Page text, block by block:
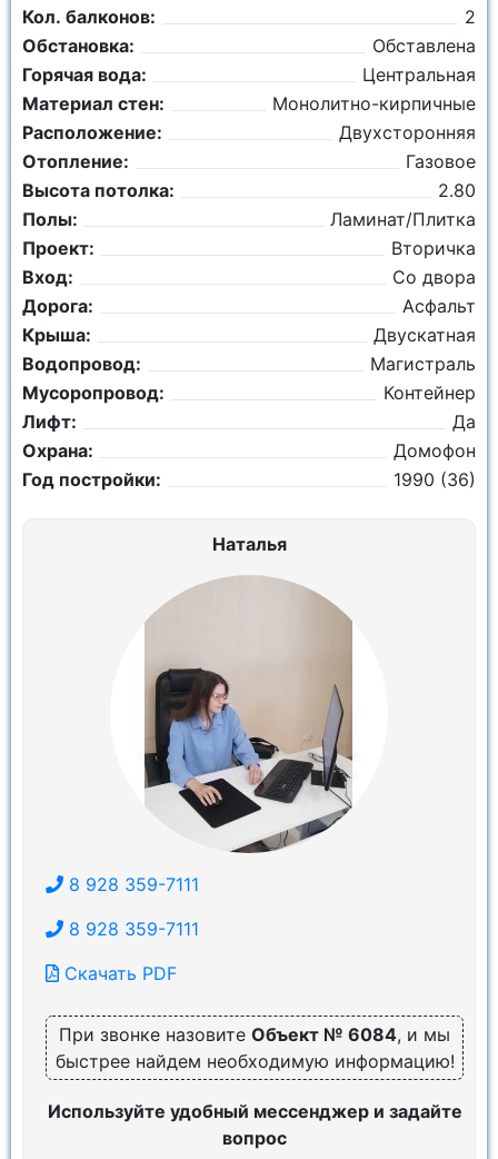
Кол. балконов:
2
Обстановка:
Обставлена
Горячая вода:
Центральная
Материал стен:
Монолитно-кирпичные
Расположение:
Двухсторонняя
Отопление:
Газовое
Высота потолка:
2.80
Полы:
Ламинат/Плитка
Проект:
Вторичка
Вход:
Со двора
Дорога:
Асфальт
Крыша:
Двускатная
Водопровод:
Магистраль
Мусоропровод:
Контейнер
Лифт:
Да
Охрана:
Домофон
Год постройки:
1990 (36)
Наталья
8 928 359-7111
8 928 359-7111
Скачать PDF
При звонке назовите Объект № 6084, и мы
быстрее найдем необходимую информацию!
Используйте удобный мессенджер и задайте
вопрос